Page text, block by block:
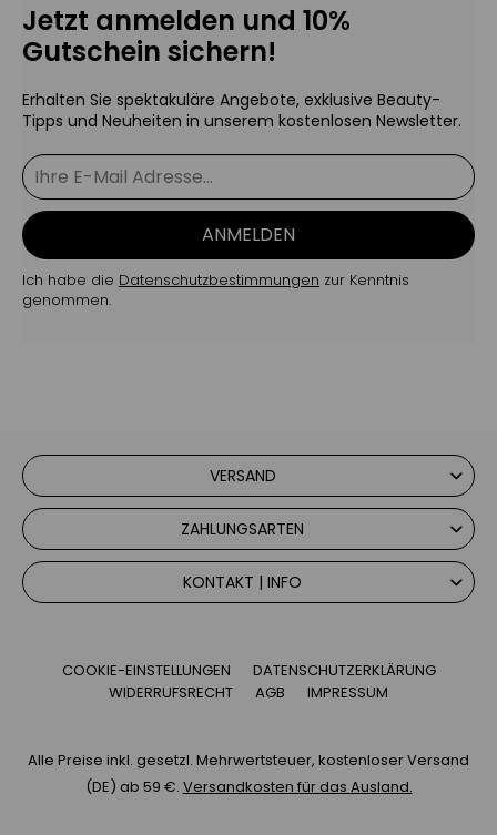
Jetzt anmelden und 10%
Gutschein sichern!
Erhalten Sie spektakuläre Angebote, exklusive Beauty-
Tipps und Neuheiten in unserem kostenlosen Newsletter.
ANMELDEN
Ich habe die Datenschutzbestimmungen zur Kenntnis
genommen.
VERSAND
ZAHLUNGSARTEN
KONTAKT | INFO
COOKIE-EINSTELLUNGEN
DATENSCHUTZERKLÄRUNG
WIDERRUFSRECHT
AGB IMPRESSUM
Alle Preise inkl. gesetzl. Mehrwertsteuer, kostenloser Versand
(DE) ab 59 €. Versandkosten für das Ausland.